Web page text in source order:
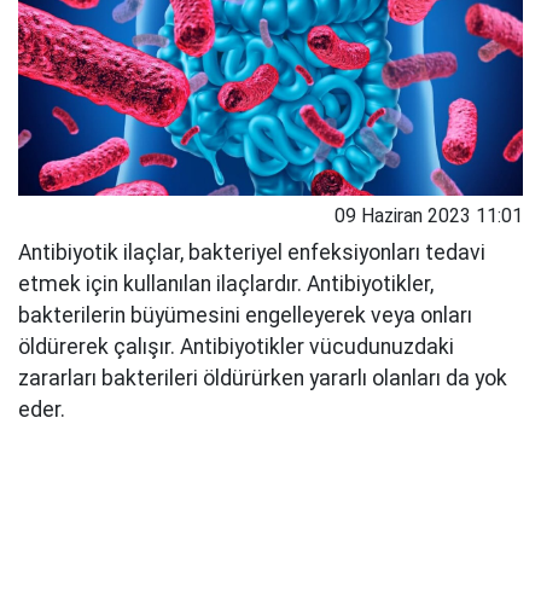
09 Haziran 2023 11:01
Antibiyotik ilaçlar, bakteriyel enfeksiyonları tedavi
etmek için kullanılan ilaçlardır. Antibiyotikler,
bakterilerin büyümesini engelleyerek veya onları
öldürerek çalışır. Antibiyotikler vücudunuzdaki
zararları bakterileri öldürürken yararlı olanları da yok
eder.